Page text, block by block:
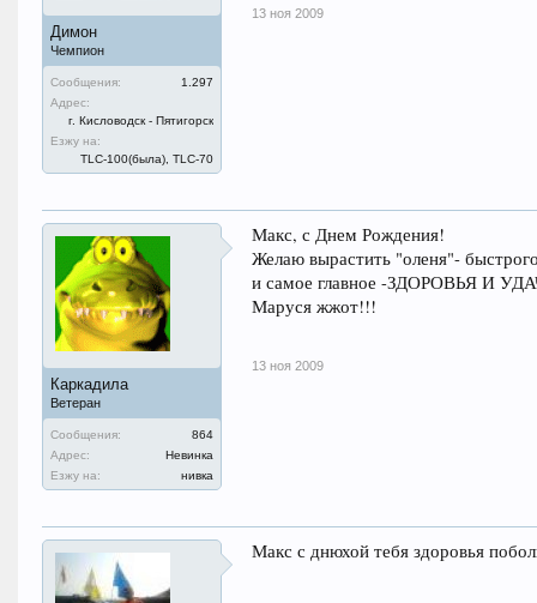
Димон
Чемпион
Сообщения:
1.297
Адрес:
г. Кисловодск - Пятигорск
Езжу на:
TLC-100(была), TLC-70
13 ноя 2009
Каркадила
Ветеран
Сообщения:
864
Адрес:
Невинка
Езжу на:
нивка
Макс, с Днем Рождения!
Желаю вырастить "оленя"-
и самое главное -ЗДОРОВЬЯ И
Маруся жжот!!!
13 ноя 2009
Макс с днюхой тебя здоровья